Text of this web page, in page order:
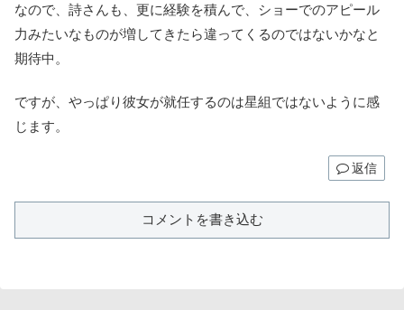
なので、詩さんも、更に経験を積んで、ショーでのアピール
力みたいなものが増してきたら違ってくるのではないかなと
期待中。
ですが、やっぱり彼女が就任するのは星組ではないように感
じます。
返信
コメントを書き込む